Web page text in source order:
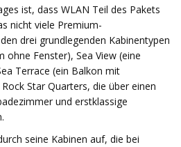
ist, dass WLAN Teil des Pakets
nicht viele Premium-
drei grundlegenden Kabinentypen
ohne Fenster), Sea View (eine
Terrace (ein Balkon mit
Star Quarters, die über einen
und erstklassige
seine Kabinen auf, die bei